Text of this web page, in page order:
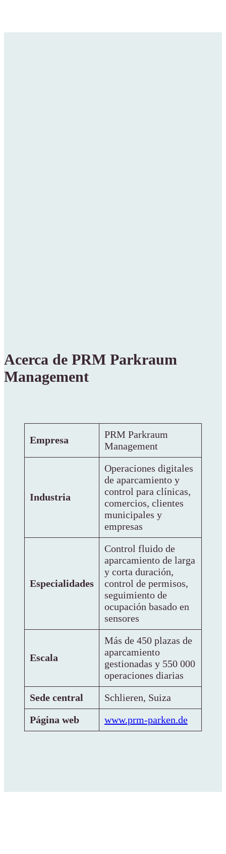
Acerca de PRM Parkraum
Management
Empresa
PRM Parkraum
Management
Industria
Operaciones digitales
de aparcamiento y
control para clínicas,
comercios, clientes
municipales y
empresas
Especialidades
Control fluido de
aparcamiento de larga
y corta duración,
control de permisos,
seguimiento de
ocupación basado en
sensores
Escala
Más de 450 plazas de
aparcamiento
gestionadas y 550 000
operaciones diarias
Sede central
Schlieren, Suiza
Página web
www.prm-parken.de